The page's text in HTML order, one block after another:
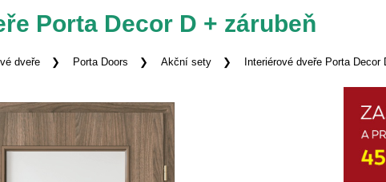
Porta Decor D + zárubeň
dveře Porta Doors Akční sety Interiérové dveře Porta Decor